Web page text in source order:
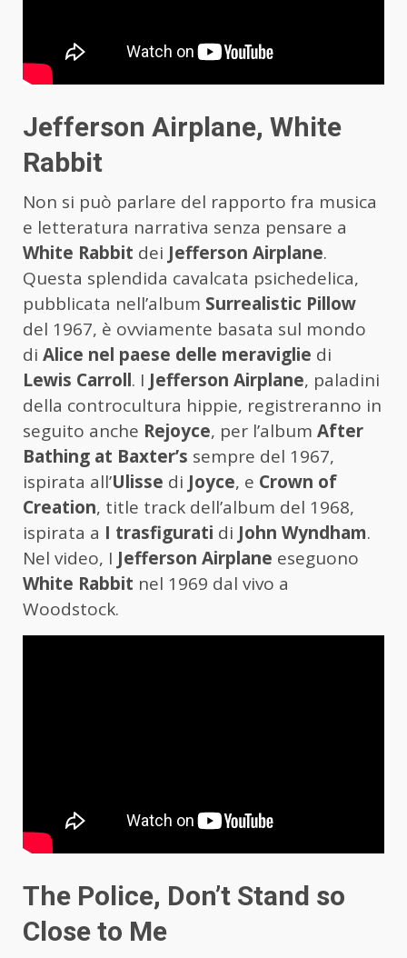
Jefferson Airplane, White
Rabbit
Non si può parlare del rapporto fra musica
e letteratura narrativa senza pensare a
White Rabbit dei Jefferson Airplane.
Questa splendida cavalcata psichedelica,
pubblicata nell’album Surrealistic Pillow
del 1967, è ovviamente basata sul mondo
di Alice nel paese delle meraviglie di
Lewis Carroll. I Jefferson Airplane, paladini
della controcultura hippie, registreranno in
seguito anche Rejoyce, per l’album After
Bathing at Baxter’s sempre del 1967,
ispirata all’Ulisse di Joyce, e Crown of
Creation, title track dell’album del 1968,
ispirata a I trasfigurati di John Wyndham.
Nel video, I Jefferson Airplane eseguono
White Rabbit nel 1969 dal vivo a
Woodstock.
The Police, Don’t Stand so
Close to Me